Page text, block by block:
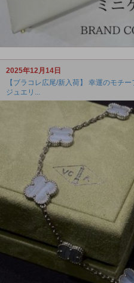
2025年12月14日
【ブラコレ広尾/新入荷】 幸運のモチ
ジュエリ...